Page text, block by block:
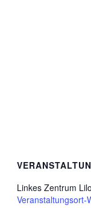
Linkes Zentrum
Veranstaltungsort-